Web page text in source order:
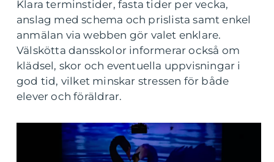
Klara terminstider, fasta tider per vecka,
anslag med schema och prislista samt enkel
anmälan via webben gör valet enklare.
Välskötta dansskolor informerar också om
klädsel, skor och eventuella uppvisningar i
god tid, vilket minskar stressen för både
elever och föräldrar.